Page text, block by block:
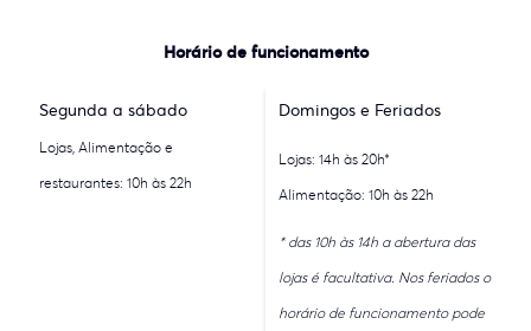
Horário de funcionamento
Segunda a sábado
Lojas, Alimentação e
restaurantes: 10h às 22h
Domingos e Feriados
Lojas: 14h às 20h*
Alimentação: 10h às 22h
* das 10h às 14h a abertura das
lojas é facultativa. Nos feriados o
horário de funcionamento pode